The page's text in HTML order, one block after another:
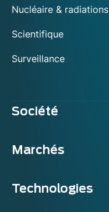
Nucléaire & radiations
Scientifique
Surveillance
Société
Marchés
Technologies